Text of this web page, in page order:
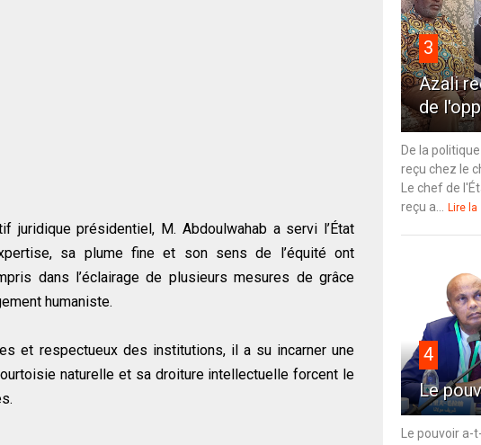
juridique présidentiel, M. Abdoulwahab a servi l’État
sa plume fine et son sens de l’équité ont
dans l’éclairage de plusieurs mesures de grâce
humaniste.
et respectueux des institutions, il a su incarner une
naturelle et sa droiture intellectuelle forcent le
3
Azali
de
De la
reçu chez le
Le chef de
reçu a...
Lire
4
Le
Le pouvoir